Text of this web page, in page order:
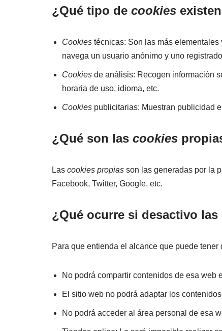
¿Qué tipo de cookies
Cookies técnicas: Son las más
navega un usuario anónimo y uno
Cookies de análisis: Recogen información
horaria de uso, idioma, etc.
Cookies publicitarias: Muestran publicidad
¿Qué son las cookies
Las cookies propias son las generadas por la
Facebook, Twitter, Google, etc.
¿Qué ocurre si desactivo las
Para que entienda el alcance que puede tener
No podrá compartir contenidos de esa web
El sitio web no podrá adaptar los
No podrá acceder al área personal de esa